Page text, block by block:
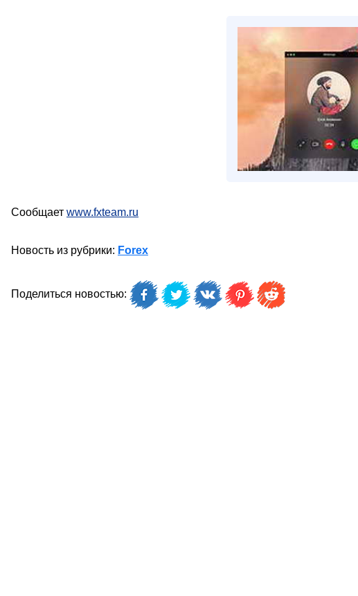
Сообщает www.fxteam.ru
Новость из рубрики: Forex
Поделиться новостью: